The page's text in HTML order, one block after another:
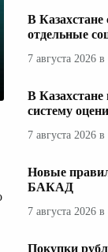
В Казахстане
отдельные
7 августа 2026 в
В Казахстане
систему
7 августа 2026 в
Новые
БАКАД
7 августа 2026 в
Покупки